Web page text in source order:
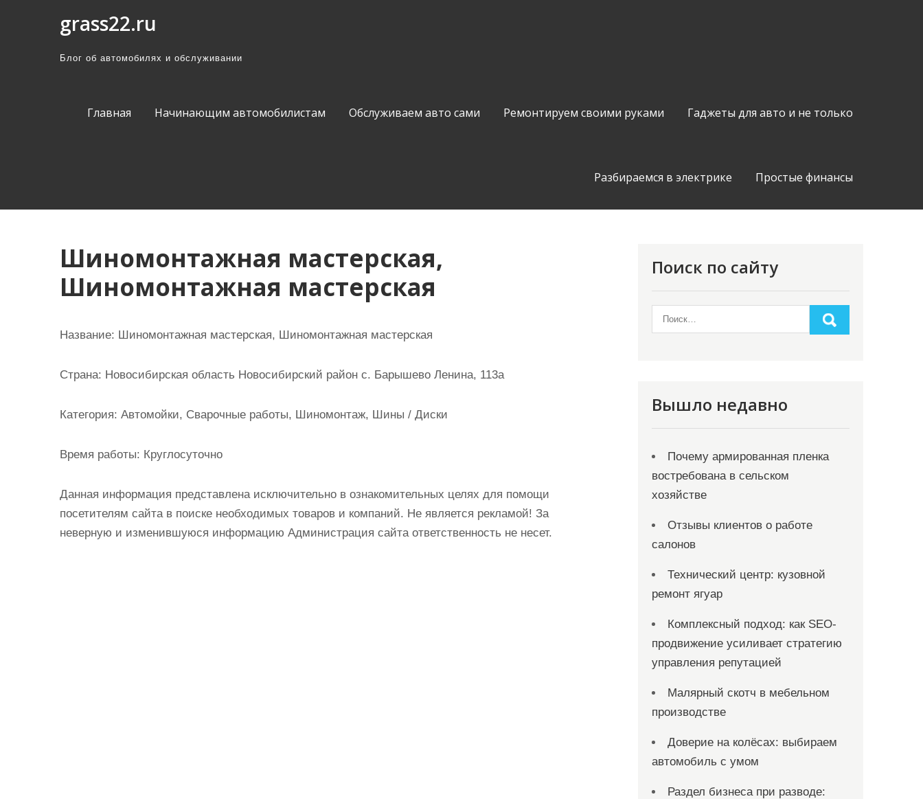
grass22.ru
Блог об автомобилях и обслуживании
Главная Начинающим автомобилистам Обслуживаем авто сами Ремонтируем своими руками Гаджеты для авто и не только
Разбираемся в электрике Простые финансы
Шиномонтажная мастерская,
Шиномонтажная мастерская
Название: Шиномонтажная мастерская, Шиномонтажная мастерская
Страна: Новосибирская область Новосибирский район с. Барышево Ленина, 113а
Категория: Автомойки, Сварочные работы, Шиномонтаж, Шины / Диски
Время работы: Круглосуточно
Данная информация представлена исключительно в ознакомительных целях для помощи
посетителям сайта в поиске необходимых товаров и компаний. Не является рекламой! За
неверную и изменившуюся информацию Администрация сайта ответственность не несет.
Поиск по сайту
Вышло недавно
Почему армированная пленка
востребована в сельском
хозяйстве
Отзывы клиентов о работе
салонов
Технический центр: кузовной
ремонт ягуар
Комплексный подход: как SEO-
продвижение усиливает стратегию
управления репутацией
Малярный скотч в мебельном
производстве
Доверие на колёсах: выбираем
автомобиль с умом
Раздел бизнеса при разводе: